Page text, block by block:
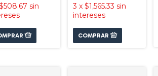
sin
3 x $1,565.33 sin
intereses